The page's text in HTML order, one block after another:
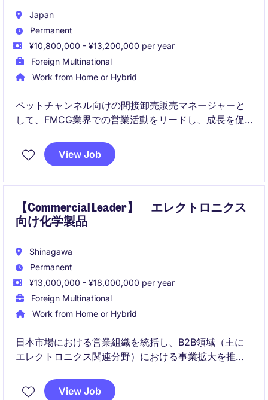
Japan
Permanent
¥10,800,000 - ¥13,200,000 per year
Foreign Multinational
Work from Home or Hybrid
ペットチャンネル向けの間接卸売販売マネージャーと
して、FMCG業界での営業活動をリードし、成長を促
を構築・管理し、売上拡大に貢献していただきます。
View Job
【Commercial Leader】 エレクトロニクス
向け化学製品
Shinagawa
Permanent
¥13,000,000 - ¥18,000,000 per year
Foreign Multinational
Work from Home or Hybrid
日本市場における営業組織を統括し、B2B領域（主に
エレクトロニクス関連分野）における事業拡大を推進
から、継続的な成長を牽引する役割です。
View Job